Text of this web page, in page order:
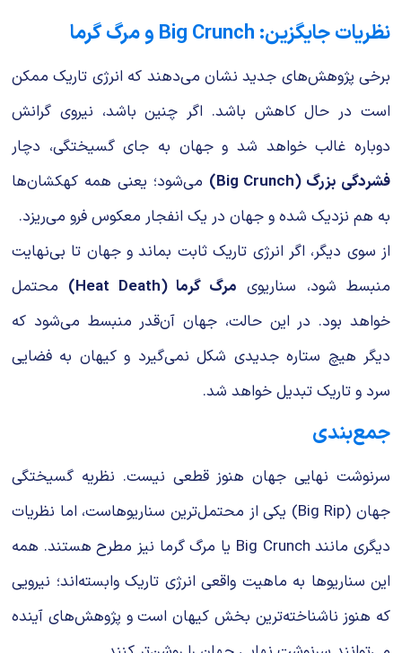
نظریات جایگزین: Big Crunch و مرگ گرما
برخی پژوهش‌های جدید نشان می‌دهند که انرژی تاریک ممکن
است در حال کاهش باشد. اگر چنین باشد، نیروی گرانش
دوباره غالب خواهد شد و جهان به جای گسیختگی، دچار
فشردگی بزرگ (Big Crunch)
می‌شود؛ یعنی همه کهکشان‌ها
به هم نزدیک شده و جهان در یک انفجار معکوس فرو می‌ریزد.
از سوی دیگر، اگر انرژی تاریک ثابت بماند و جهان تا بی‌نهایت
منبسط شود، سناریوی مرگ گرما (Heat Death)
محتمل
خواهد بود. در این حالت، جهان آن‌قدر منبسط می‌شود که
دیگر هیچ ستاره جدیدی شکل نمی‌گیرد و کیهان به فضایی
سرد و تاریک تبدیل خواهد شد.
جمع‌بندی
سرنوشت نهایی جهان هنوز قطعی نیست. نظریه گسیختگی
جهان (Big Rip) یکی از محتمل‌ترین سناریوهاست، اما نظریات
دیگری مانند Big Crunch یا مرگ گرما نیز مطرح هستند. همه
این سناریوها به ماهیت واقعی انرژی تاریک وابسته‌اند؛ نیرویی
که هنوز ناشناخته‌ترین بخش کیهان است و پژوهش‌های آینده